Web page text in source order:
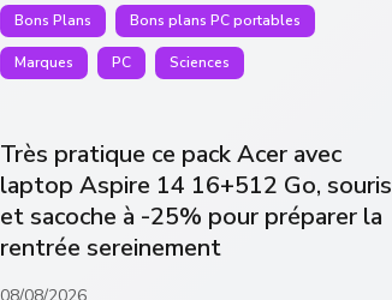
Bons Plans Bons plans PC portables
Marques PC Sciences
Très pratique ce pack Acer avec
laptop Aspire 14 16+512 Go, souris
et sacoche à -25% pour préparer la
rentrée sereinement